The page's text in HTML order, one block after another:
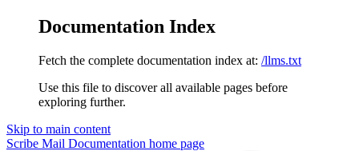
Documentation Index
Fetch the complete documentation index at: /llms.txt
Use this file to discover all available pages before
exploring further.
Skip to main content
Scribe Mail Documentation home page